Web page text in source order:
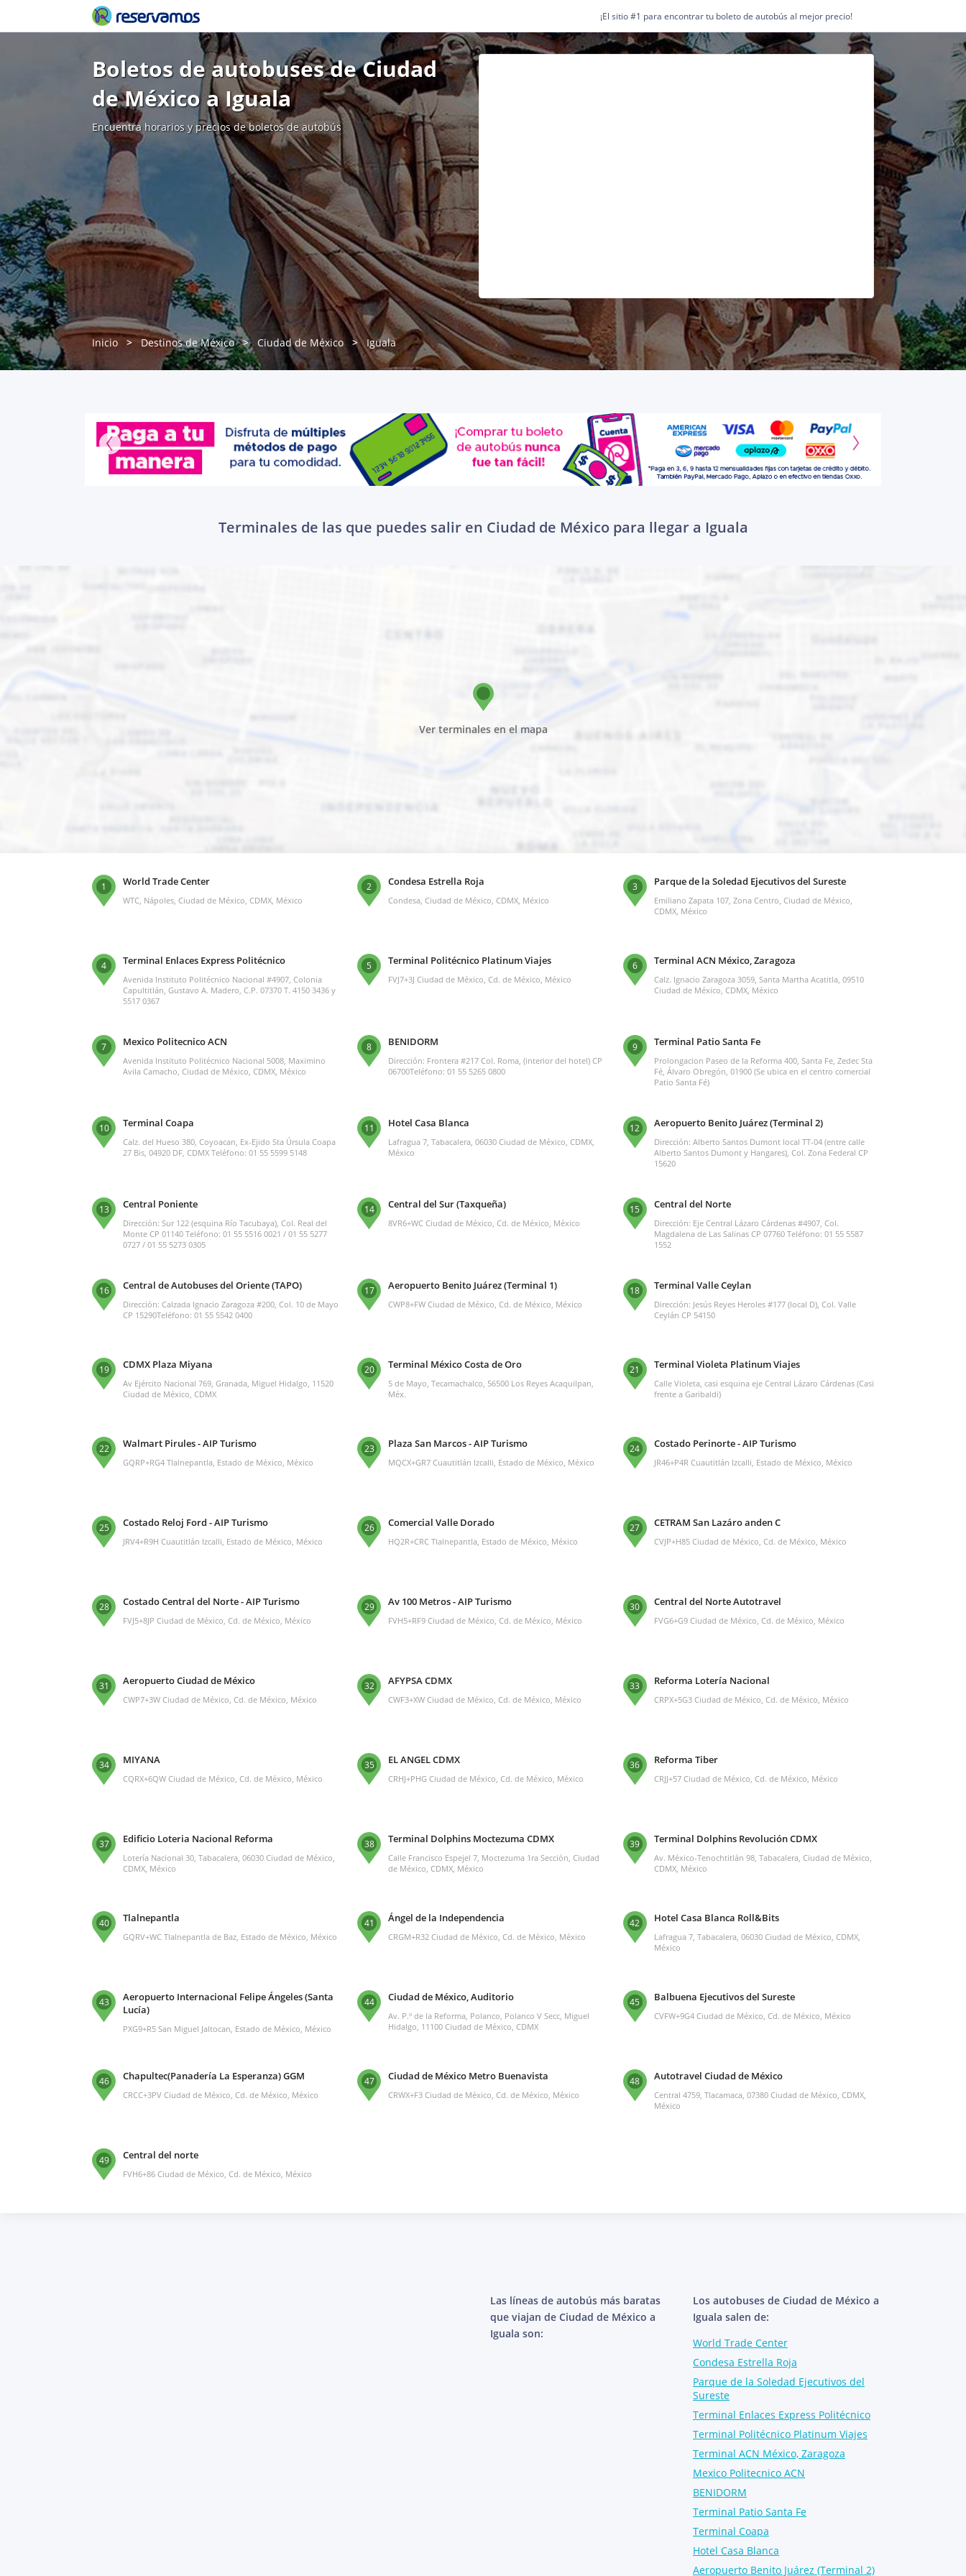
¡El sitio #1 para encontrar tu boleto de autobús al mejor precio!
Boletos de autobuses de Ciudad
de México a Iguala
Encuentra horarios y precios de boletos de autobús
Inicio Destinos de México Ciudad de México Iguala
Terminales de las que puedes salir en Ciudad de México para llegar a Iguala
Ver terminales en el mapa
1 World Trade Center
WTC, Nápoles, Ciudad de México, CDMX, México
2 Condesa Estrella Roja
Condesa, Ciudad de México, CDMX, México
3 Parque de la Soledad Ejecutivos del Sureste
Emiliano Zapata 107, Zona Centro, Ciudad de México,
CDMX, México
4 Terminal Enlaces Express Politécnico
Avenida Instituto Politécnico Nacional #4907, Colonia
Capultitlán, Gustavo A. Madero, C.P. 07370 T. 4150 3436 y
5517 0367
5 Terminal Politécnico Platinum Viajes
FVJ7+3J Ciudad de México, Cd. de México, México
6 Terminal ACN México, Zaragoza
Calz. Ignacio Zaragoza 3059, Santa Martha Acatitla, 09510
Ciudad de México, CDMX, México
7 Mexico Politecnico ACN
Avenida Instituto Politécnico Nacional 5008, Maximino
Avila Camacho, Ciudad de México, CDMX, México
8 BENIDORM
Dirección: Frontera #217 Col. Roma, (interior del hotel) CP
06700Teléfono: 01 55 5265 0800
9 Terminal Patio Santa Fe
Prolongacion Paseo de la Reforma 400, Santa Fe, Zedec Sta
Fé, Álvaro Obregón, 01900 (Se ubica en el centro comercial
Patio Santa Fé)
10 Terminal Coapa
Calz. del Hueso 380, Coyoacan, Ex-Ejido Sta Úrsula Coapa
27 Bis, 04920 DF, CDMX Teléfono: 01 55 5599 5148
11 Hotel Casa Blanca
Lafragua 7, Tabacalera, 06030 Ciudad de México, CDMX,
México
12 Aeropuerto Benito Juárez (Terminal 2)
Dirección: Alberto Santos Dumont local TT-04 (entre calle
Alberto Santos Dumont y Hangares), Col. Zona Federal CP
15620
13 Central Poniente
Dirección: Sur 122 (esquina Río Tacubaya), Col. Real del
Monte CP 01140 Teléfono: 01 55 5516 0021 / 01 55 5277
0727 / 01 55 5273 0305
14 Central del Sur (Taxqueña)
8VR6+WC Ciudad de México, Cd. de México, México
15 Central del Norte
Dirección: Eje Central Lázaro Cárdenas #4907, Col.
Magdalena de Las Salinas CP 07760 Teléfono: 01 55 5587
1552
16 Central de Autobuses del Oriente (TAPO)
Dirección: Calzada Ignacio Zaragoza #200, Col. 10 de Mayo
CP 15290Teléfono: 01 55 5542 0400
17 Aeropuerto Benito Juárez (Terminal 1)
CWP8+FW Ciudad de México, Cd. de México, México
18 Terminal Valle Ceylan
Dirección: Jesús Reyes Heroles #177 (local D), Col. Valle
Ceylán CP 54150
19 CDMX Plaza Miyana
Av Ejército Nacional 769, Granada, Miguel Hidalgo, 11520
Ciudad de México, CDMX
20 Terminal México Costa de Oro
5 de Mayo, Tecamachalco, 56500 Los Reyes Acaquilpan,
Méx.
21 Terminal Violeta Platinum Viajes
Calle Violeta, casi esquina eje Central Lázaro Cárdenas (Casi
frente a Garibaldi)
22 Walmart Pirules - AIP Turismo
GQRP+RG4 Tlalnepantla, Estado de México, México
23 Plaza San Marcos - AIP Turismo
MQCX+GR7 Cuautitlán Izcalli, Estado de México, México
24 Costado Perinorte - AIP Turismo
JR46+P4R Cuautitlán Izcalli, Estado de México, México
25 Costado Reloj Ford - AIP Turismo
JRV4+R9H Cuautitlán Izcalli, Estado de México, México
26 Comercial Valle Dorado
HQ2R+CRC Tlalnepantla, Estado de México, México
27 CETRAM San Lazáro anden C
CVJP+H85 Ciudad de México, Cd. de México, México
28 Costado Central del Norte - AIP Turismo
FVJ5+8JP Ciudad de México, Cd. de México, México
29 Av 100 Metros - AIP Turismo
FVH5+RF9 Ciudad de México, Cd. de México, México
30 Central del Norte Autotravel
FVG6+G9 Ciudad de México, Cd. de México, México
31 Aeropuerto Ciudad de México
CWP7+3W Ciudad de México, Cd. de México, México
32 AFYPSA CDMX
CWF3+XW Ciudad de México, Cd. de México, México
33 Reforma Lotería Nacional
CRPX+5G3 Ciudad de México, Cd. de México, México
34 MIYANA
CQRX+6QW Ciudad de México, Cd. de México, México
35 EL ANGEL CDMX
CRHJ+PHG Ciudad de México, Cd. de México, México
36 Reforma Tiber
CRJJ+57 Ciudad de México, Cd. de México, México
37 Edificio Loteria Nacional Reforma
Lotería Nacional 30, Tabacalera, 06030 Ciudad de México,
CDMX, México
38 Terminal Dolphins Moctezuma CDMX
Calle Francisco Espejel 7, Moctezuma 1ra Sección, Ciudad
de México, CDMX, México
39 Terminal Dolphins Revolución CDMX
Av. México-Tenochtitlán 98, Tabacalera, Ciudad de México,
CDMX, México
40 Tlalnepantla
GQRV+WC Tlalnepantla de Baz, Estado de México, México
41 Ángel de la Independencia
CRGM+R32 Ciudad de México, Cd. de México, México
42 Hotel Casa Blanca Roll&Bits
Lafragua 7, Tabacalera, 06030 Ciudad de México, CDMX,
México
43
Aeropuerto Internacional Felipe Ángeles (Santa
Lucía)
PXG9+R5 San Miguel Jaltocan, Estado de México, México
44 Ciudad de México, Auditorio
Av. P.º de la Reforma, Polanco, Polanco V Secc, Miguel
Hidalgo, 11100 Ciudad de México, CDMX
45 Balbuena Ejecutivos del Sureste
CVFW+9G4 Ciudad de México, Cd. de México, México
46 Chapultec(Panadería La Esperanza) GGM
CRCC+3PV Ciudad de México, Cd. de México, México
47 Ciudad de México Metro Buenavista
CRWX+F3 Ciudad de México, Cd. de México, México
48 Autotravel Ciudad de México
Central 4759, Tlacamaca, 07380 Ciudad de México, CDMX,
México
49 Central del norte
FVH6+86 Ciudad de México, Cd. de México, México
Las líneas de autobús más baratas
que viajan de Ciudad de México a
Iguala son:
Los autobuses de Ciudad de México a
Iguala salen de:
World Trade Center
Condesa Estrella Roja
Parque de la Soledad Ejecutivos del
Sureste
Terminal Enlaces Express Politécnico
Terminal Politécnico Platinum Viajes
Terminal ACN México, Zaragoza
Mexico Politecnico ACN
BENIDORM
Terminal Patio Santa Fe
Terminal Coapa
Hotel Casa Blanca
Aeropuerto Benito Juárez (Terminal 2)